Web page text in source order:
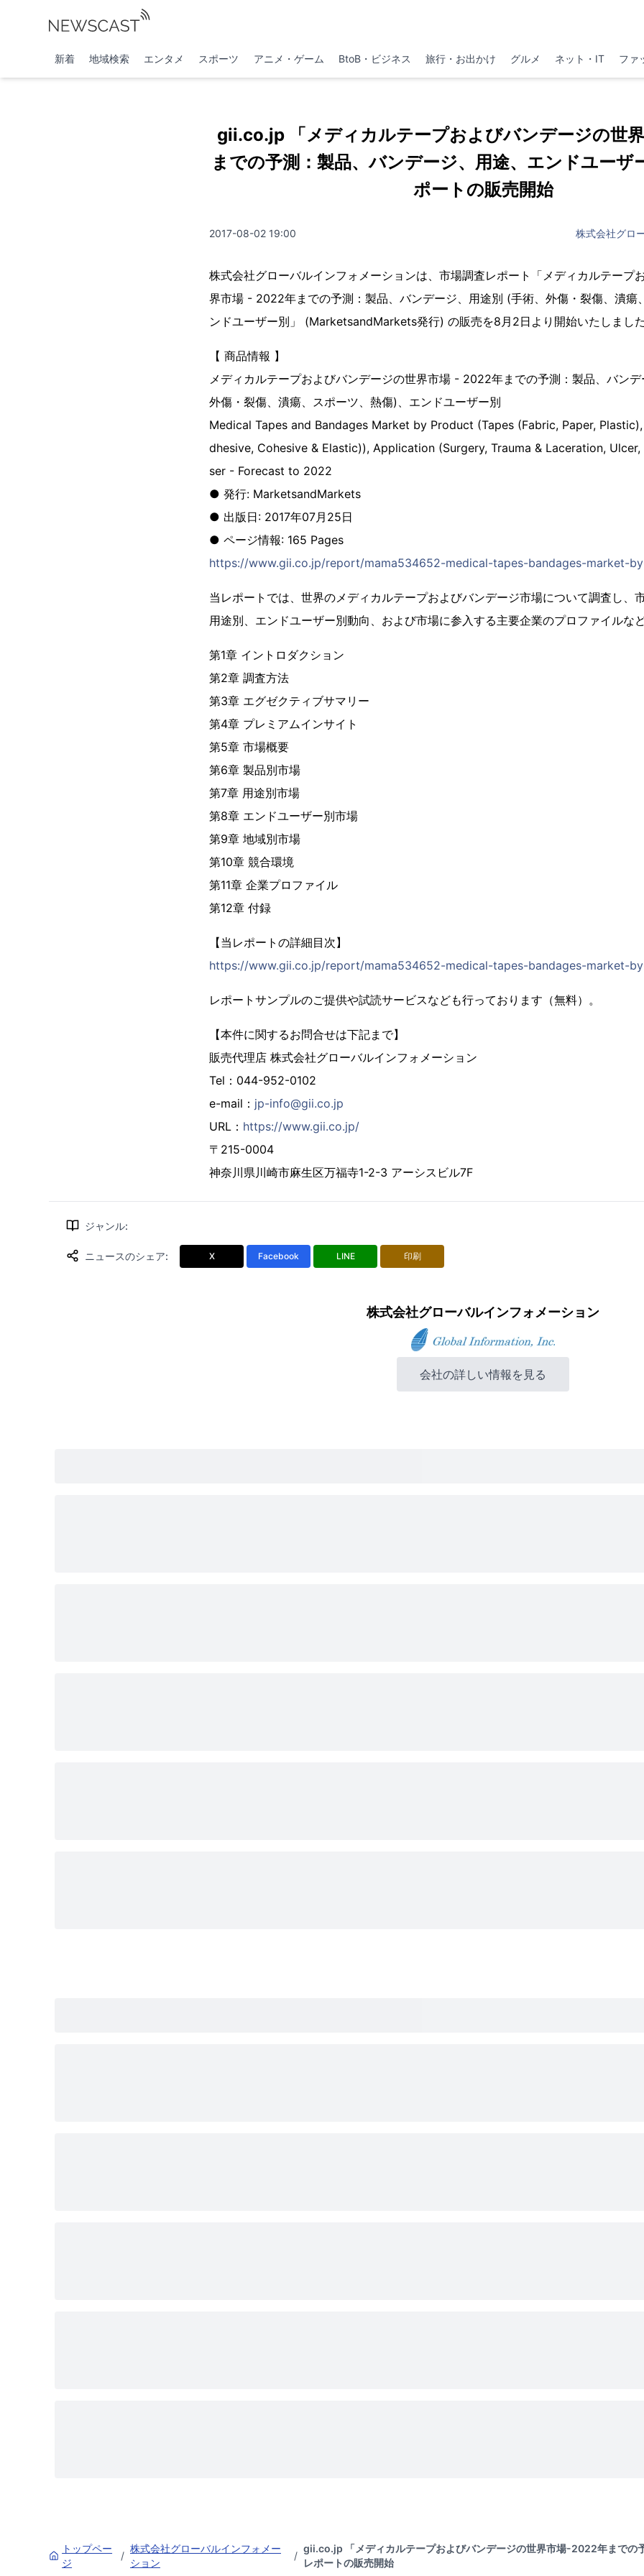
新着 地域検索 エンタメ スポーツ アニメ・ゲーム BtoB・ビジネス 旅行・お出かけ グルメ ネット・IT ファ
gii.co.jp 「メディカルテープおよびバンデージの世
までの予測：製品、バンデージ、用途、エンドユーザ
ポートの販売開始
2017-08-02 19:00 株式会社グロ
株式会社グローバルインフォメーションは、市場調査レポート「メディカルテープ
界市場 - 2022年までの予測：製品、バンデージ、用途別 (手術、外傷・裂傷、潰瘍
ンドユーザー別」 (MarketsandMarkets発行) の販売を8月2日より開始いたしました
【 商品情報 】
メディカルテープおよびバンデージの世界市場 - 2022年までの予測：製品、バンデ
外傷・裂傷、潰瘍、スポーツ、熱傷)、エンドユーザー別
Medical Tapes and Bandages Market by Product (Tapes (Fabric, Paper,
dhesive, Cohesive & Elastic)), Application (Surgery, Trauma & Laceration,
ser - Forecast to 2022
● 発行: MarketsandMarkets
● 出版日: 2017年07月25日
● ページ情報: 165 Pages
https://www.gii.co.jp/report/mama534652-medical-tapes-bandages-market-
当レポートでは、世界のメディカルテープおよびバンデージ市場について調査し、
用途別、エンドユーザー別動向、および市場に参入する主要企業のプロファイルな
第1章 イントロダクション
第2章 調査方法
第3章 エグゼクティブサマリー
第4章 プレミアムインサイト
第5章 市場概要
第6章 製品別市場
第7章 用途別市場
第8章 エンドユーザー別市場
第9章 地域別市場
第10章 競合環境
第11章 企業プロファイル
第12章 付録
【当レポートの詳細目次】
https://www.gii.co.jp/report/mama534652-medical-tapes-bandages-market-
レポートサンプルのご提供や試読サービスなども行っております（無料）。
【本件に関するお問合せは下記まで】
販売代理店 株式会社グローバルインフォメーション
Tel：044-952-0102
e-mail： jp-info@gii.co.jp
URL： https://www.gii.co.jp/
〒215-0004
神奈川県川崎市麻生区万福寺1-2-3 アーシスビル7F
ジャンル:
ニュースのシェア: X Facebook LINE 印刷
株式会社グローバルインフォメーション
会社の詳しい情報を見る
トップペー
ジ
/
株式会社グローバルインフォメー
ション
/
gii.co.jp 「メディカルテープおよびバンデージの世界市場-2022年までの
レポートの販売開始